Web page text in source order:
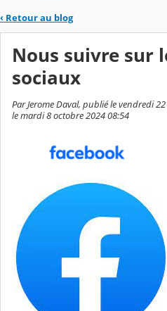
‹ Retour au blog
Nous suivre sur
sociaux
Par Jerome Daval, publié le vendredi
le mardi 8 octobre 2024 08:54